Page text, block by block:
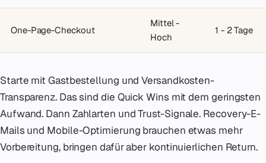
One-Page-Checkout
Mittel -
Hoch
1 - 2 Tage
Starte mit Gastbestellung und Versandkosten-
Transparenz. Das sind die Quick Wins mit dem geringsten
Aufwand. Dann Zahlarten und Trust-Signale. Recovery-E-
Mails und Mobile-Optimierung brauchen etwas mehr
Vorbereitung, bringen dafür aber kontinuierlichen Return.